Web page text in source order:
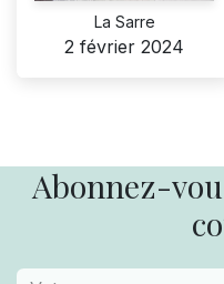
La Sarre
2 février 2024
Abonnez-